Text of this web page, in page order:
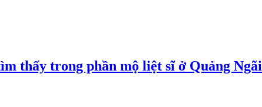
thấy trong phần mộ liệt sĩ ở Quảng Ngãi